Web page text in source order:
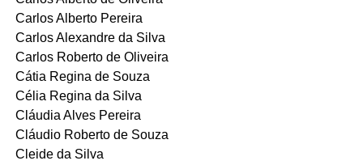
Carlos Alberto Pereira
Carlos Alexandre da Silva
Carlos Roberto de Oliveira
Cátia Regina de Souza
Célia Regina da Silva
Cláudia Alves Pereira
Cláudio Roberto de Souza
Cleide da Silva